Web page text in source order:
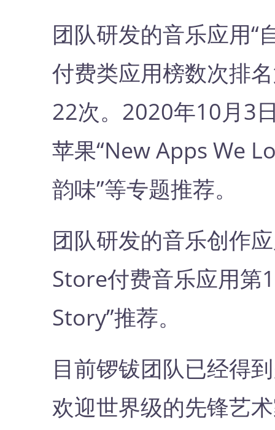
团队研发的音乐应用“
付费类应用榜数次排
22次。2020年10月3
苹果“New Apps We
韵味”等专题推荐。
团队研发的音乐创作
Store付费音乐应用第
Story”推荐。
目前锣钹团队已经得
欢迎世界级的先锋艺